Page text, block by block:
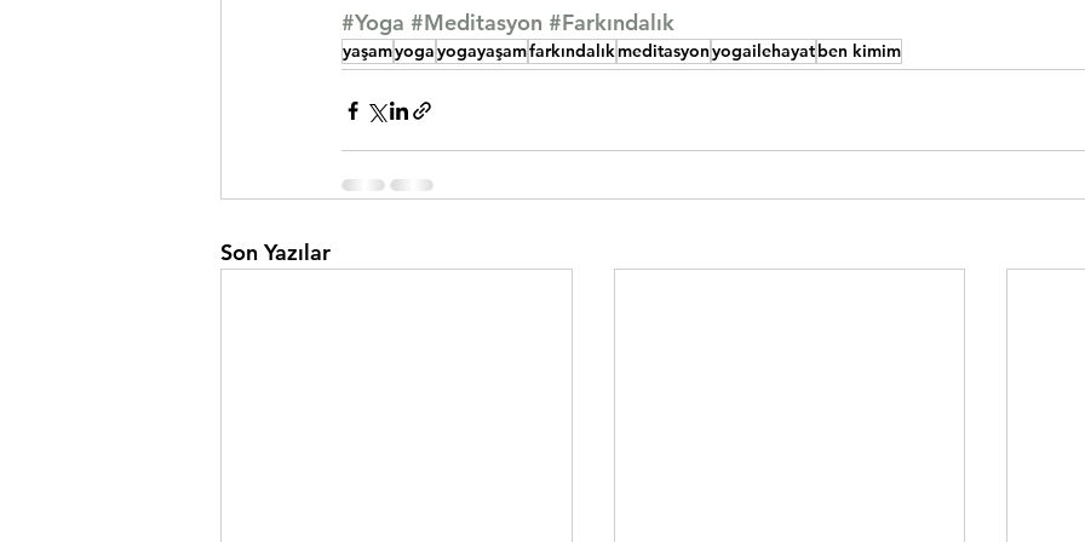
#Yoga #Meditasyon #Farkındalık
yaşamyogayogayaşamfarkındalıkmeditasyonyogailehayatben kimim
Son Yazılar